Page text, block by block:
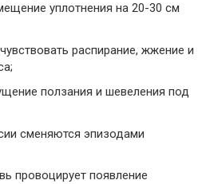
уплотнения на 20-30 см
распирание, жжение и
ползания и шевеления под
сменяются эпизодами
провоцирует появление